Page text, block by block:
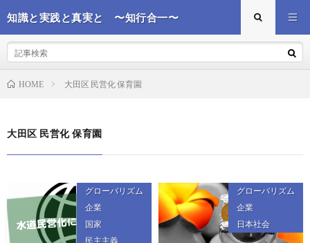
知識と実践と真実と 〜知行合一〜
HOME 大田区 民営化 保育園
大田区 民営化 保育園
グローバリズム
企業
国家
民主主義
グローバリズム
企業
日本社会